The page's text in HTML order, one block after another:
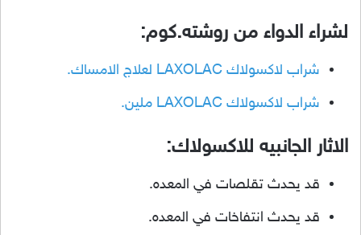
لشراء الدواء من روشته.كوم:
شراب لاكسولاك LAXOLAC لعلاج الامساك.
شراب لاكسولاك LAXOLAC ملين.
الاثار الجانبيه للاكسولاك:
قد يحدث تقلصات في المعده.
قد يحدث انتفاخات في المعده.